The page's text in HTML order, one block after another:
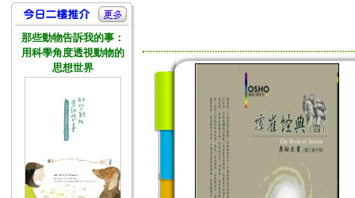
那些動物告訴我的事：
用科學角度透視動物的
思想世界